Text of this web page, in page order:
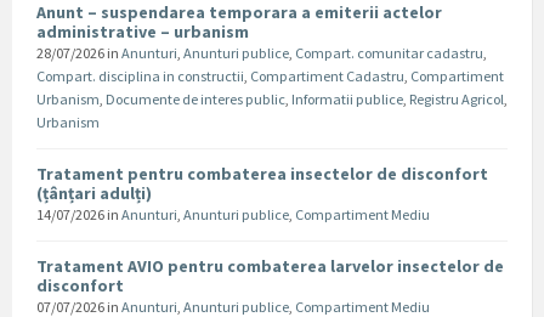
Anunt – suspendarea temporara a emiterii actelor
administrative – urbanism
28/07/2026 in Anunturi, Anunturi publice, Compart. comunitar cadastru,
Compart. disciplina in constructii, Compartiment Cadastru, Compartiment
Urbanism, Documente de interes public, Informatii publice, Registru Agricol,
Urbanism
Tratament pentru combaterea insectelor de disconfort
(țânțari adulți)
14/07/2026 in Anunturi, Anunturi publice, Compartiment Mediu
Tratament AVIO pentru combaterea larvelor insectelor de
disconfort
07/07/2026 in Anunturi, Anunturi publice, Compartiment Mediu